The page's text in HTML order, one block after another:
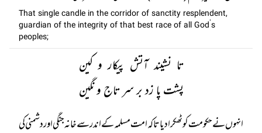
That single candle in the corridor of sanctity resplendent,
guardian of the integrity of that best race of all God’s
peoples;
تا نشیند آتش پیکار و کین
پشت پا زد بر سر تاج و نگین
انہوں نے حکومت کو ٹھکرا دیا تاکہ امت مسلمہ کے اندر سے خانہ جنگی اور دشمنی کی